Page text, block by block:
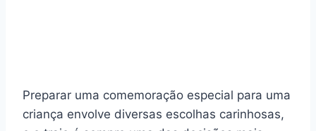
Preparar uma comemoração especial para uma
criança envolve diversas escolhas carinhosas,